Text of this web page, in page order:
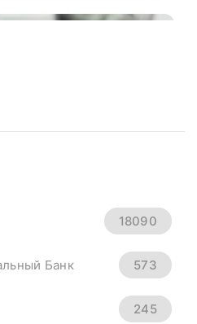
Высоту.
Сентября -
18090
Банк 573
245